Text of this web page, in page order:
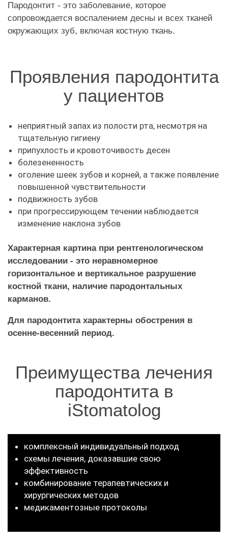
Пародонтит - это заболевание, которое
сопровождается воспалением десны и всех тканей
окружающих зуб, включая костную ткань.
Проявления пародонтита
у пациентов
неприятный запах из полости рта, несмотря на
тщательную гигиену
припухлость и кровоточивость десен
болезененность
оголение шеек зубов и корней, а также появление
повышенной чувствительности
подвижность зубов
при прогрессирующем течении наблюдается
изменение наклона зубов
Характерная картина при рентгенологическом
исследовании - это неравномерное
горизонтальное и вертикальное разрушение
костной ткани, наличие пародонтальных
карманов.
Для пародонтита характерны обострения в
осенне-весенний период.
Преимущества лечения
пародонтита в
iStomatolog
комплексный индивидуальный подход
схемы лечения, доказавшие свою
эффективность
комбинирование терапевтических и
хирургических методов
медикаментозные протоколы